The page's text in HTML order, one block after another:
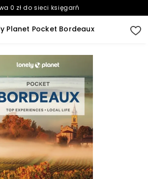
0 zł do sieci księgarń
Planet Pocket Bordeaux